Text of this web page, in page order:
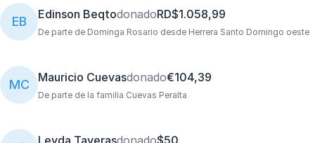
EB Edinson BeqtodonadoRD$1.058,99
De parte de Dominga Rosario desde Herrera Santo Domingo oeste
MC Mauricio Cuevasdonado€104,39
De parte de la familia Cuevas Peralta
Leyda Taverasdonado$50